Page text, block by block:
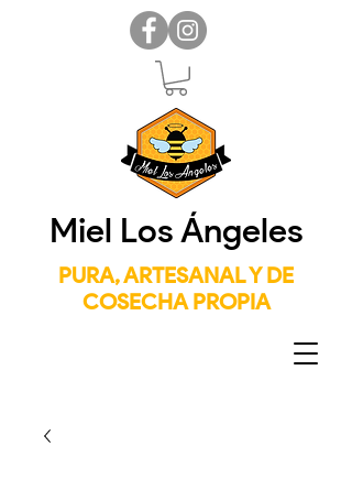
Miel Los Ángeles
PURA, ARTESANAL Y DE
COSECHA PROPIA